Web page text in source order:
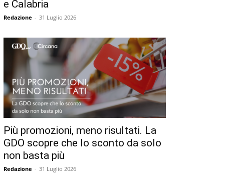
e Calabria
Redazione - 31 Luglio 2026
Più promozioni, meno risultati. La
GDO scopre che lo sconto da solo
non basta più
Redazione - 31 Luglio 2026